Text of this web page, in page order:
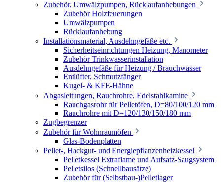
Zubehör, Umwälzpumpen, Rücklaufanhebungen
Zubehör Holzfeuerungen
Umwälzpumpen
Rücklaufanhebung
Installationsmaterial, Ausdehngefäße etc.
Sicherheitseinrichtungen Heizung, Manometer
Zubehör Trinkwasserinstallation
Ausdehngefäße für Heizung / Brauchwasser
Entlüfter, Schmutzfänger
Kugel- & KFE-Hähne
Abgasleitungen, Rauchrohre, Edelstahlkamine
Rauchgasrohr für Pelletöfen, D=80/100/120 mm
Rauchrohre mit D=120/130/150/180 mm
Zugbegrenzer
Zubehör für Wohnraumöfen
Glas-Bodenplatten
Pellet-, Hackgut- und Energiepflanzenheizkessel
Pelletkessel Extraflame und Aufsatz-Saugsystem
Pelletsilos (Schnellbausätze)
Zubehör für (Selbstbau-)Pelletlager